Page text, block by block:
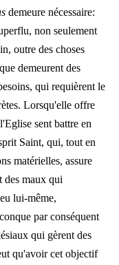
demeure nécessaire:
non seulement
outre des choses
demeurent des
qui requièrent le
Lorsqu'elle offre
sent battre en
Saint, qui, tout en
matérielles, assure
des maux qui
lui-même,
par conséquent
qui gèrent des
qu'avoir cet objectif